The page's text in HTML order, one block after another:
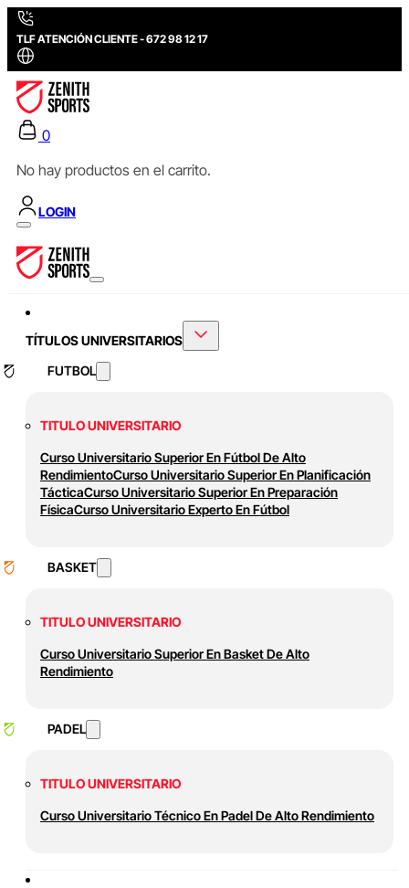
TLF ATENCIÓN CLIENTE - 672 98 12 17
0
No hay productos en el carrito.
LOGIN
TÍTULOS UNIVERSITARIOS
FUTBOL
TITULO UNIVERSITARIO
Curso Universitario Superior En Fútbol De Alto
RendimientoCurso Universitario Superior En Planificación
TácticaCurso Universitario Superior En Preparación
FísicaCurso Universitario Experto En Fútbol
BASKET
TITULO UNIVERSITARIO
Curso Universitario Superior En Basket De Alto
Rendimiento
PADEL
TITULO UNIVERSITARIO
Curso Universitario Técnico En Padel De Alto Rendimiento